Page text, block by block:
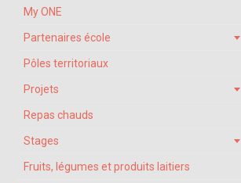
My ONE
Partenaires école
Pôles territoriaux
Projets
Repas chauds
Stages
Fruits, légumes et produits laitiers